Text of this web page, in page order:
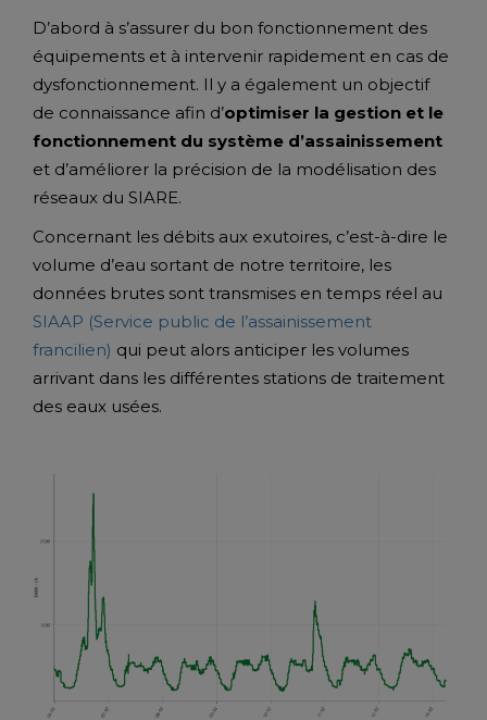
D’abord à s’assurer du bon fonctionnement des
équipements et à intervenir rapidement en cas de
dysfonctionnement. Il y a également un objectif
de connaissance afin d’optimiser la gestion et le
fonctionnement du système d’assainissement
et d’améliorer la précision de la modélisation des
réseaux du SIARE.
Concernant les débits aux exutoires, c’est-à-dire le
volume d’eau sortant de notre territoire, les
données brutes sont transmises en temps réel au
SIAAP (Service public de l’assainissement
francilien) qui peut alors anticiper les volumes
arrivant dans les différentes stations de traitement
des eaux usées.